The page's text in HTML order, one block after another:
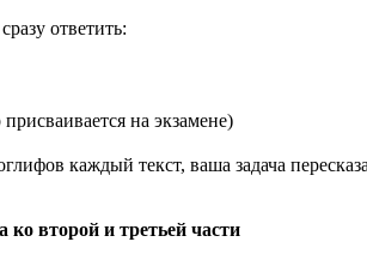
ответить:
на экзамене)
каждый текст, ваша задача
ко второй и третьей части